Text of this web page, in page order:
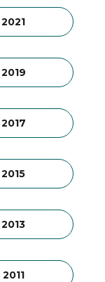
2021
2019
2017
2015
2013
2011